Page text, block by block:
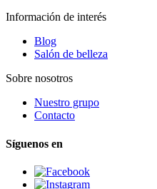
Información de interés
Blog
Salón de belleza
Sobre nosotros
Nuestro grupo
Contacto
Síguenos en